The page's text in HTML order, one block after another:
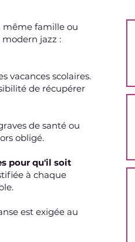
même famille ou
modern jazz :
vacances scolaires.
de récupérer
de santé ou
obligé.
pour qu'il soit
à chaque
est exigée au